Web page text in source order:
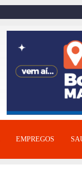
EMPREGOS